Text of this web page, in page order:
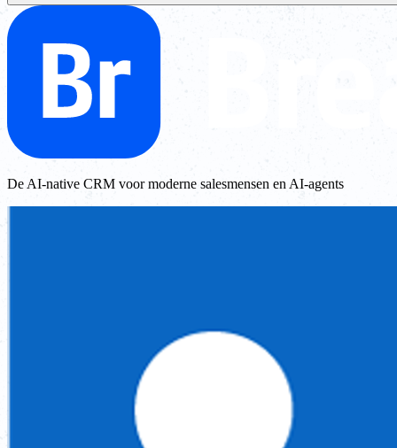
De AI-native CRM voor moderne salesmensen en AI-agents